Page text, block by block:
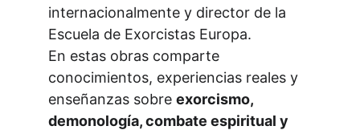
internacionalmente y director de la
Escuela de Exorcistas Europa.
En estas obras comparte
conocimientos, experiencias reales y
enseñanzas sobre exorcismo,
demonología, combate espiritual y